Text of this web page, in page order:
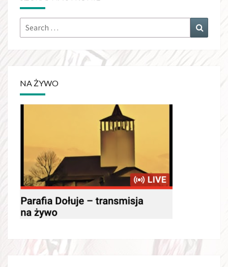
Search
for:
NA ŻYWO